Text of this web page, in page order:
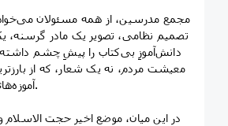
تصمیم نظامی، تصویر یک مادر گرسنه،
دانش‌آموزِ بی‌کتاب را پیشِ چشم
معیشت مردم، نه یک شعار، که از
آموزه‌های اهل‌بیت(ع) است.